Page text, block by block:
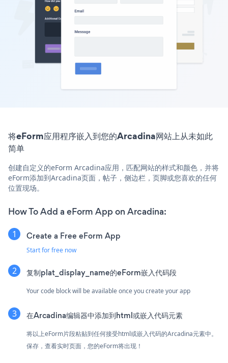
将eForm应用程序嵌入到您的Arcadina网站上从未如此
简单
创建自定义的eForm Arcadina应用，匹配网站的样式和颜色，并将
eForm添加到Arcadina页面，帖子，侧边栏，页脚或您喜欢的任何
位置现场。
How To Add a eForm App on Arcadina:
Create a Free eForm App
Start for free now
复制plat_display_name的eForm嵌入代码段
Your code block will be available once you create your app
在Arcadina编辑器中添加到html或嵌入代码元素
将以上eForm片段粘贴到任何接受html或嵌入代码的Arcadina元素中。
保存，查看实时页面，您的eForm将出现！